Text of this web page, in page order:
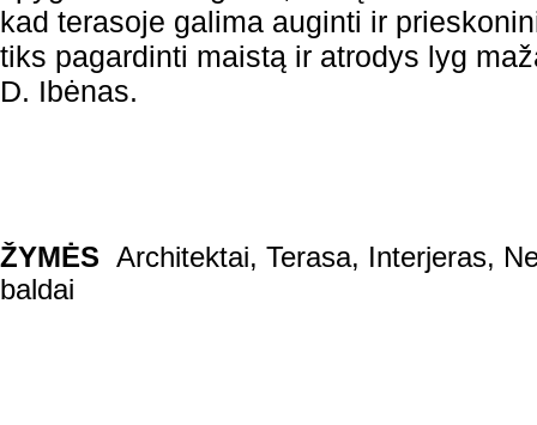
kad terasoje galima auginti ir
tiks pagardinti maistą ir atrodys lyg
D. Ibėnas.
ŽYMĖS Architektai, Terasa, Interjeras,
baldai